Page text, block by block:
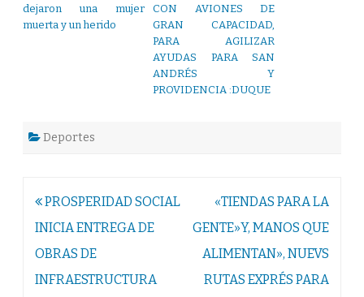
dejaron una mujer
muerta y un herido
CON AVIONES DE
GRAN CAPACIDAD,
PARA AGILIZAR
AYUDAS PARA SAN
ANDRÉS Y
PROVIDENCIA :DUQUE
Deportes
Navegación
de
entradas
PROSPERIDAD SOCIAL
INICIA ENTREGA DE
OBRAS DE
INFRAESTRUCTURA
«TIENDAS PARA LA
GENTE»Y, MANOS QUE
ALIMENTAN», NUEVS
RUTAS EXPRÉS PARA